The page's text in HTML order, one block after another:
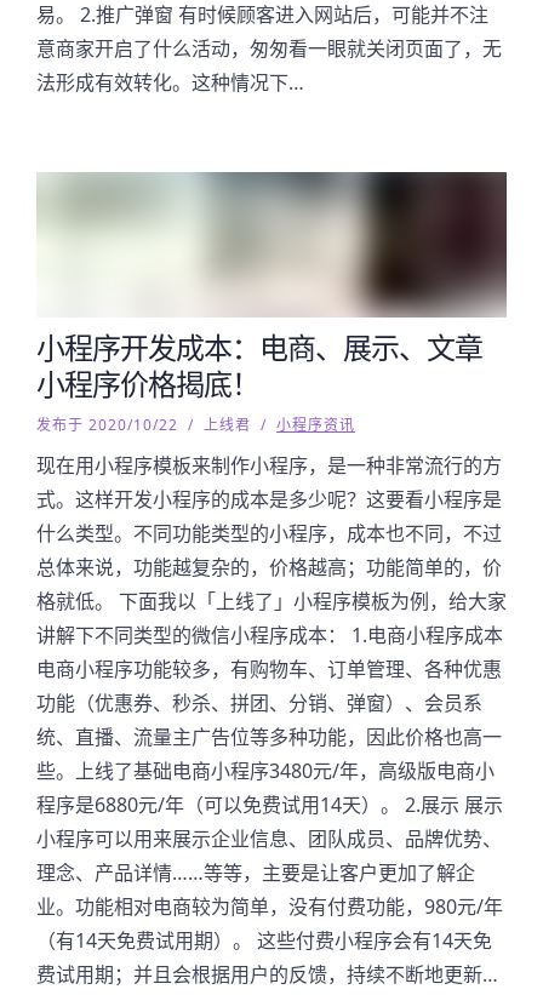
易。 2.推广弹窗 有时候顾客进入网站后，可能并不注
意商家开启了什么活动，匆匆看一眼就关闭页面了，无
法形成有效转化。这种情况下…
小程序开发成本：电商、展示、文章
小程序价格揭底！
发布于 2020/10/22 / 上线君 / 小程序资讯
现在用小程序模板来制作小程序，是一种非常流行的方
式。这样开发小程序的成本是多少呢？这要看小程序是
什么类型。不同功能类型的小程序，成本也不同，不过
总体来说，功能越复杂的，价格越高；功能简单的，价
格就低。 下面我以「上线了」小程序模板为例，给大家
讲解下不同类型的微信小程序成本： 1.电商小程序成本
电商小程序功能较多，有购物车、订单管理、各种优惠
功能（优惠券、秒杀、拼团、分销、弹窗）、会员系
统、直播、流量主广告位等多种功能，因此价格也高一
些。上线了基础电商小程序3480元/年，高级版电商小
程序是6880元/年（可以免费试用14天）。 2.展示 展示
小程序可以用来展示企业信息、团队成员、品牌优势、
理念、产品详情……等等，主要是让客户更加了解企
业。功能相对电商较为简单，没有付费功能，980元/年
（有14天免费试用期）。 这些付费小程序会有14天免
费试用期；并且会根据用户的反馈，持续不断地更新…